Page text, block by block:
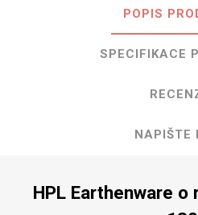
POPIS
SPECIFIKACE
NAPIŠTE
HPL Earthenware